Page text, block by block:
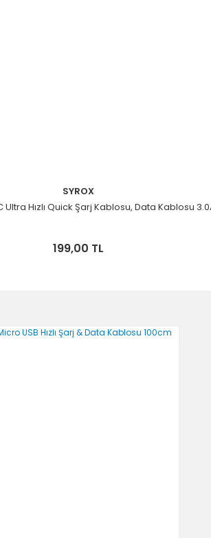
SYROX
Ultra Hızlı Quick Şarj Kablosu, Data Kablosu
199,00 TL